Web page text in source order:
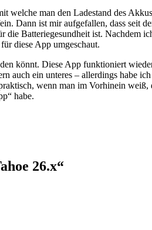
welche man den Ladestand des
Dann ist mir aufgefallen, dass seit
Batteriegesundheit ist. Nachdem
diese App umgeschaut.
könnt. Diese App funktioniert
auch ein unteres – allerdings habe
wenn man im Vorhinein
habe.
26.x“